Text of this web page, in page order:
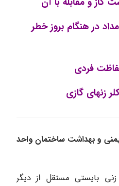
در هنگام بروز خطر
فردی
زنهای گازی
و بهداشت ساختمان واحد
بایستی مستقل از دیگر